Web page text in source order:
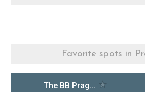
Favorite spots in